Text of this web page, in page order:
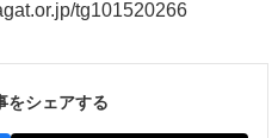
tg101520266
をシェアする